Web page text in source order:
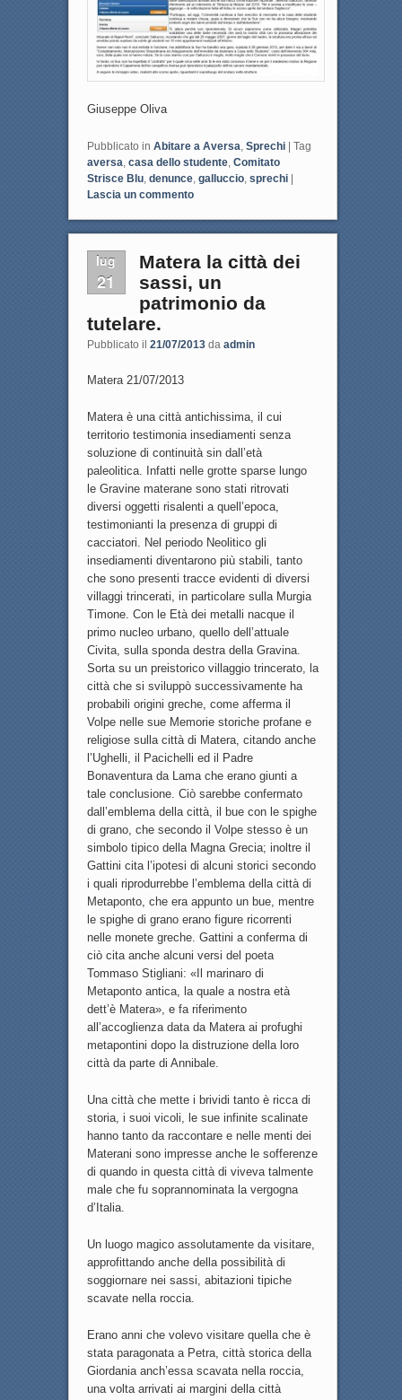
Giuseppe Oliva
Pubblicato in Abitare a Aversa Sprechi | Tag
aversa casa dello studente, Comitato
Strisce Blu, denunce, galluccio, sprechi |
Lascia un commento
lug
21
Matera la città dei
sassi, un
patrimonio da
tutelare.
Pubblicato il 21/07/2013 da admin
Matera 21/07/2013
Matera è una città antichissima, il cui
territorio testimonia insediamenti senza
soluzione di continuità sin dall’età
paleolitica. Infatti nelle grotte sparse lungo
le Gravine materane sono stati ritrovati
diversi oggetti risalenti a quell’epoca,
testimonianti la presenza di gruppi di
cacciatori. Nel periodo Neolitico gli
insediamenti diventarono più stabili, tanto
che sono presenti tracce evidenti di diversi
villaggi trincerati, in particolare sulla Murgia
Timone. Con le Età dei metalli nacque il
primo nucleo urbano, quello dell’attuale
Civita, sulla sponda destra della Gravina.
Sorta su un preistorico villaggio trincerato, la
città che si sviluppò successivamente ha
probabili origini greche, come afferma il
Volpe nelle sue Memorie storiche profane e
religiose sulla città di Matera, citando anche
l’Ughelli, il Pacichelli ed il Padre
Bonaventura da Lama che erano giunti a
tale conclusione. Ciò sarebbe confermato
dall’emblema della città, il bue con le spighe
di grano, che secondo il Volpe stesso è un
simbolo tipico della Magna Grecia; inoltre il
Gattini cita l’ipotesi di alcuni storici secondo
i quali riprodurrebbe l’emblema della città di
Metaponto, che era appunto un bue, mentre
le spighe di grano erano figure ricorrenti
nelle monete greche. Gattini a conferma di
ciò cita anche alcuni versi del poeta
Tommaso Stigliani: «Il marinaro di
Metaponto antica, la quale a nostra età
dett’è Matera», e fa riferimento
all’accoglienza data da Matera ai profughi
metapontini dopo la distruzione della loro
città da parte di Annibale.
Una città che mette i brividi tanto è ricca di
storia, i suoi vicoli, le sue infinite scalinate
hanno tanto da raccontare e nelle menti dei
Materani sono impresse anche le sofferenze
di quando in questa città di viveva talmente
male che fu soprannominata la vergogna
d’Italia.
Un luogo magico assolutamente da visitare,
approfittando anche della possibilità di
soggiornare nei sassi, abitazioni tipiche
scavate nella roccia.
Erano anni che volevo visitare quella che è
stata paragonata a Petra, città storica della
Giordania anch’essa scavata nella roccia,
una volta arrivati ai margini della città